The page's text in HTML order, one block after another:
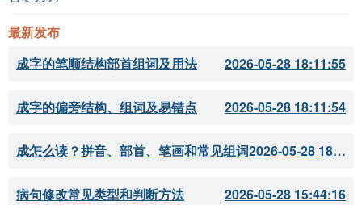
最新发布
成字的笔顺结构部首组词及用法
2026-05-28 18:11:55
成字的偏旁结构、组词及易错点 2026-05-28 18:11:54
成怎么读？拼音、部首、笔画和常见组词 2026-05-28 18:11:51
病句修改常见类型和判断方法 2026-05-28 15:44:16